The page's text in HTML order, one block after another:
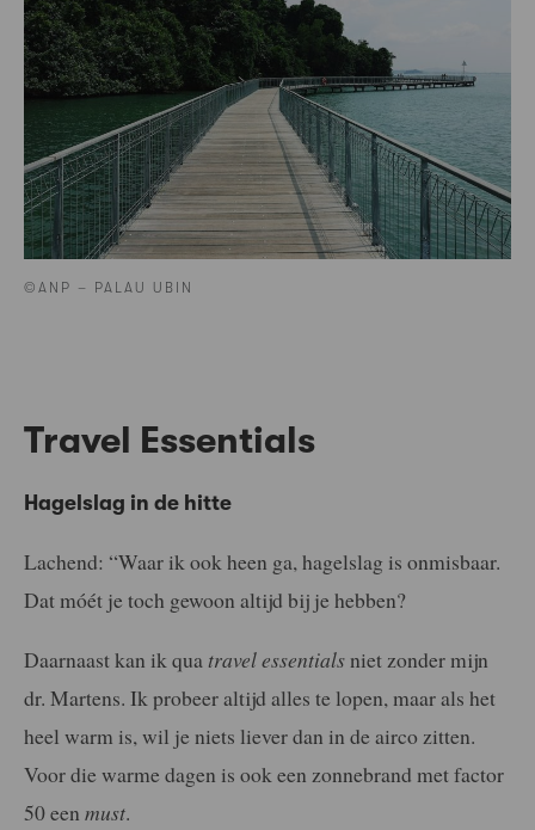
©ANP – PALAU UBIN
Travel Essentials
Hagelslag in de hitte
Lachend: “Waar ik ook heen ga, hagelslag is onmisbaar.
Dat móét je toch gewoon altijd bij je hebben?
Daarnaast kan ik quatravel essentialsniet zonder mijn
dr. Martens. Ik probeer altijd alles te lopen, maar als het
heel warm is, wil je niets liever dan in de airco zitten.
Voor die warme dagen is ook een zonnebrand met factor
50 een must.